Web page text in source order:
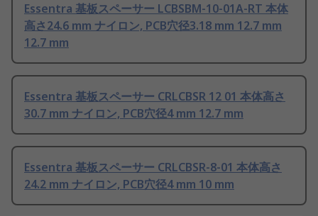
Essentra 基板スペーサー LCBSBM-10-01A-RT 本体
高さ24.6 mm ナイロン, PCB穴径3.18 mm 12.7 mm
12.7 mm
Essentra 基板スペーサー CRLCBSR 12 01 本体高さ
30.7 mm ナイロン, PCB穴径4 mm 12.7 mm
Essentra 基板スペーサー CRLCBSR-8-01 本体高さ
24.2 mm ナイロン, PCB穴径4 mm 10 mm